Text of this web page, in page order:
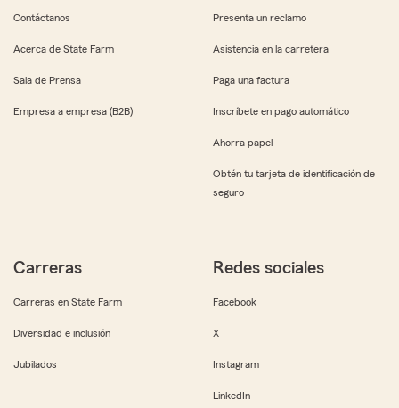
Contáctanos
Acerca de State Farm
Sala de Prensa
Empresa a empresa (B2B)
Presenta un reclamo
Asistencia en la carretera
Paga una factura
Inscríbete en pago automático
Ahorra papel
Obtén tu tarjeta de identificación de
seguro
Carreras
Carreras en State Farm
Diversidad e inclusión
Jubilados
Redes sociales
Facebook
X
Instagram
LinkedIn